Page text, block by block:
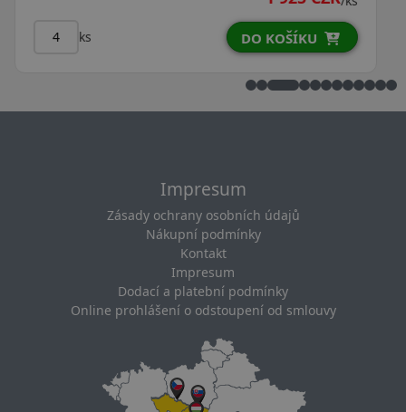
DO KOŠÍKU
Impresum
Zásady ochrany osobních údajů
Nákupní podmínky
Kontakt
Impresum
Dodací a platební podmínky
Online prohlášení o odstoupení od smlouvy